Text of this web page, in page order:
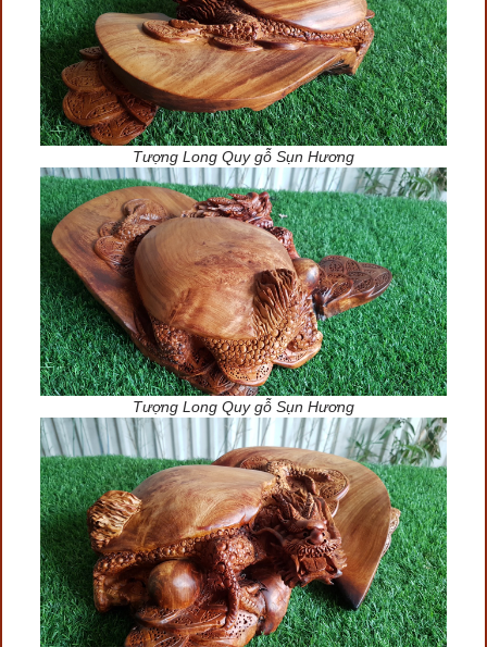
Tượng Long Quy gỗ Sụn Hương
Tượng Long Quy gỗ Sụn Hương